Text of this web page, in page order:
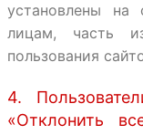
установлены на
лицам, часть
пользования
4.
«Отклонить